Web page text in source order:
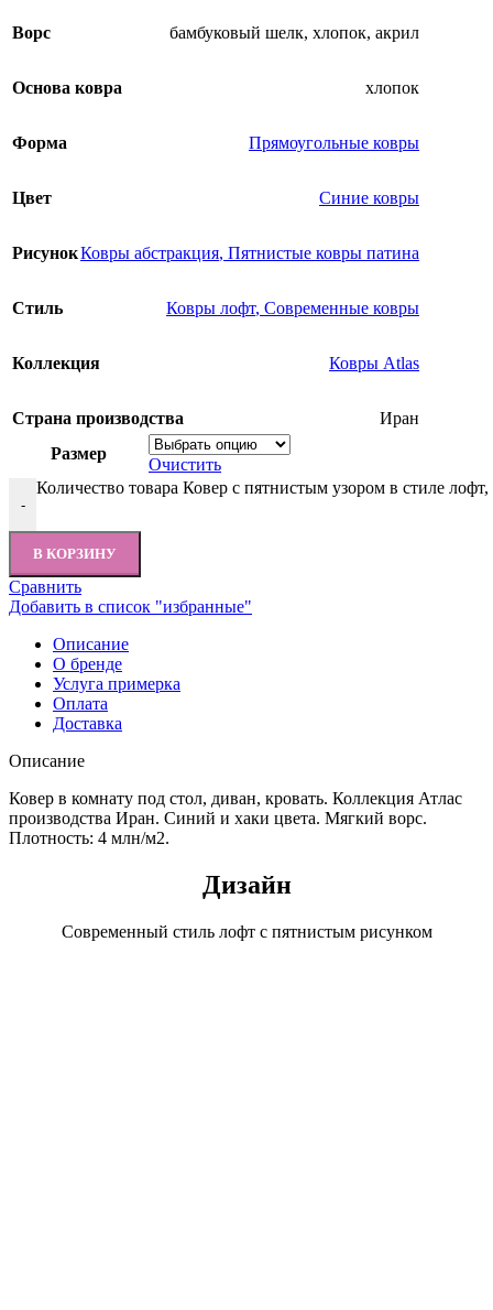
Ворс бамбуковый шелк, хлопок, акрил
Основа ковра хлопок
Форма Прямоугольные ковры
Цвет Синие ковры
РисунокКовры абстракция, Пятнистые ковры патина
Стиль Ковры лофт, Современные ковры
Коллекция Ковры Atlas
Страна производства
Иран
Размер
Очистить
-
Количество товара Ковер с пятнистым узором в стиле
В КОРЗИНУ
Сравнить
Добавить в список "избранные"
Описание
О бренде
Услуга примерка
Оплата
Доставка
Описание
Ковер в комнату под стол, диван, кровать. Коллекция Атлас
производства Иран. Синий и хаки цвета. Мягкий ворс.
Плотность: 4 млн/м2.
Дизайн
Современный стиль лофт с пятнистым рисунком